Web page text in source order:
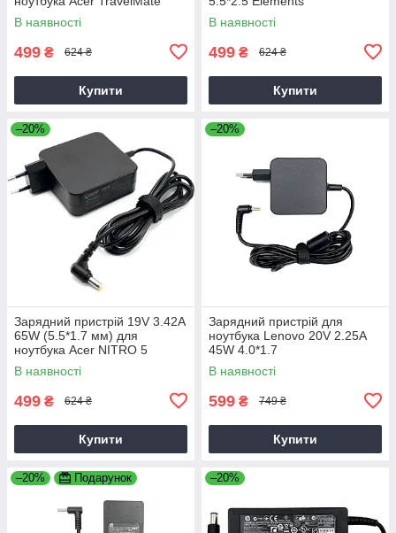
P2510-G2-M
В наявності
499 ₴ 624 ₴
Купити
В наявності
499 ₴ 624 ₴
Купити
–20%
Зарядний пристрій 19V 3.42A
65W (5.5*1.7 мм) для
ноутбука Acer NITRO 5
AN515-31 65
В наявності
499 ₴ 624 ₴
Купити
–20%
Зарядний пристрій для
ноутбука Lenovo 20V 2.25A
45W 4.0*1.7
В наявності
599 ₴ 749 ₴
Купити
–20% Подарунок –20%